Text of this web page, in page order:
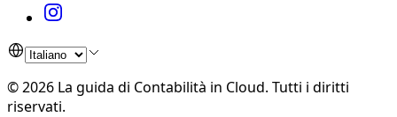
©2026 La guida di Contabilità in Cloud. Tutti i diritti
riservati.